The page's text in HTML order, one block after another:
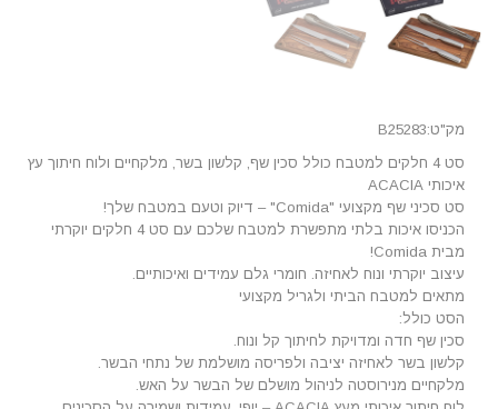
מק"ט:B25283
סט 4 חלקים למטבח כולל סכין שף, קלשון בשר, מלקחיים ולוח חיתוך עץ
איכותי ACACIA
סט סכיני שף מקצועי "Comida" – דיוק וטעם במטבח שלך!
הכניסו איכות בלתי מתפשרת למטבח שלכם עם סט 4 חלקים יוקרתי
מבית Comida!
עיצוב יוקרתי ונוח לאחיזה. חומרי גלם עמידים ואיכותיים.
מתאים למטבח הביתי ולגריל מקצועי
הסט כולל:
סכין שף חדה ומדויקת לחיתוך קל ונוח.
קלשון בשר לאחיזה יציבה ולפריסה מושלמת של נתחי הבשר.
מלקחיים מנירוסטה לניהול מושלם של הבשר על האש.